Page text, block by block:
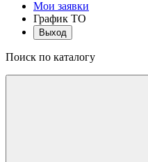
Мои заявки
График ТО
Выход
Поиск по каталогу